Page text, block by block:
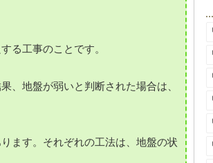
る工事のことです。
、地盤が弱いと判断された場合は、
ます。それぞれの工法は、地盤の状